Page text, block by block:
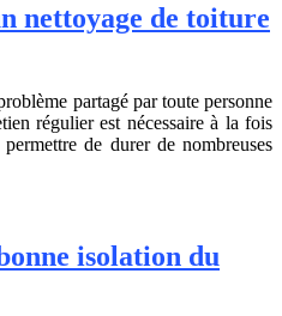
nettoyage de toiture
partagé par toute personne
régulier est nécessaire à la fois
de durer de nombreuses
isolation du